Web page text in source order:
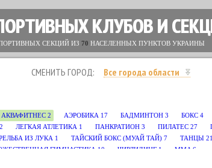
КЛУБОВ И
СЕКЦИЙ ИЗ 70 НАСЕЛЕННЫХ ПУНКТОВ УКРАИНЫ
СМЕНИТЬ ГОРОД: Все города области
АКВАФИТНЕС 2 АЭРОБИКА 17 БАДМИНТОН 3 БОКС 4
2 ЛЕГКАЯ АТЛЕТИКА 1 ПАНКРАТИОН 3 ПИЛАТЕС 27
ИЗ ЛУКА 1 ТАЙСКИЙ БОКС (МУАЙ ТАЙ) 7 ТАНЦЫ 21
ГИМНАСТИКА 10 ЧИРЛИДИНГ 1 MMA 6